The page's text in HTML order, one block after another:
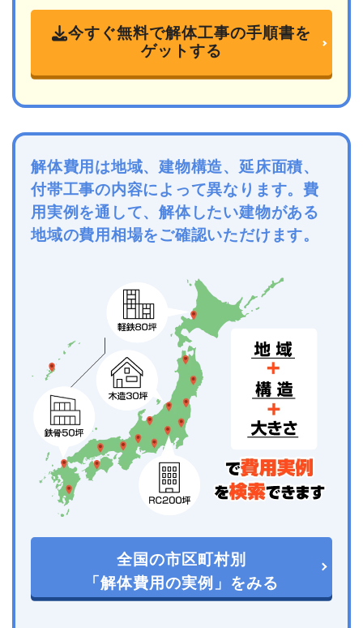
今すぐ無料で解体工事の手順書を
ゲットする
解体費用は地域、建物構造、延床面積、
付帯工事の内容によって異なります。費
用実例を通して、解体したい建物がある
地域の費用相場をご確認いただけます。
全国の市区町村別
「解体費用の実例」をみる